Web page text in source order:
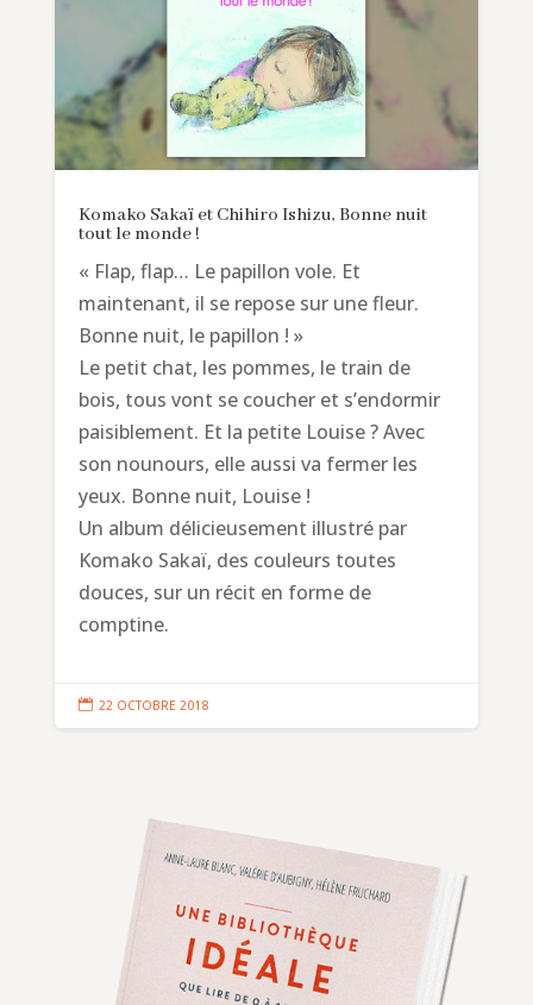
Komako Sakaï et Chihiro Ishizu, Bonne nuit
tout le monde !
« Flap, flap… Le papillon vole. Et
maintenant, il se repose sur une fleur.
Bonne nuit, le papillon ! »
Le petit chat, les pommes, le train de
bois, tous vont se coucher et s’endormir
paisiblement. Et la petite Louise ? Avec
son nounours, elle aussi va fermer les
yeux. Bonne nuit, Louise !
Un album délicieusement illustré par
Komako Sakaï, des couleurs toutes
douces, sur un récit en forme de
comptine.
 22 OCTOBRE 2018